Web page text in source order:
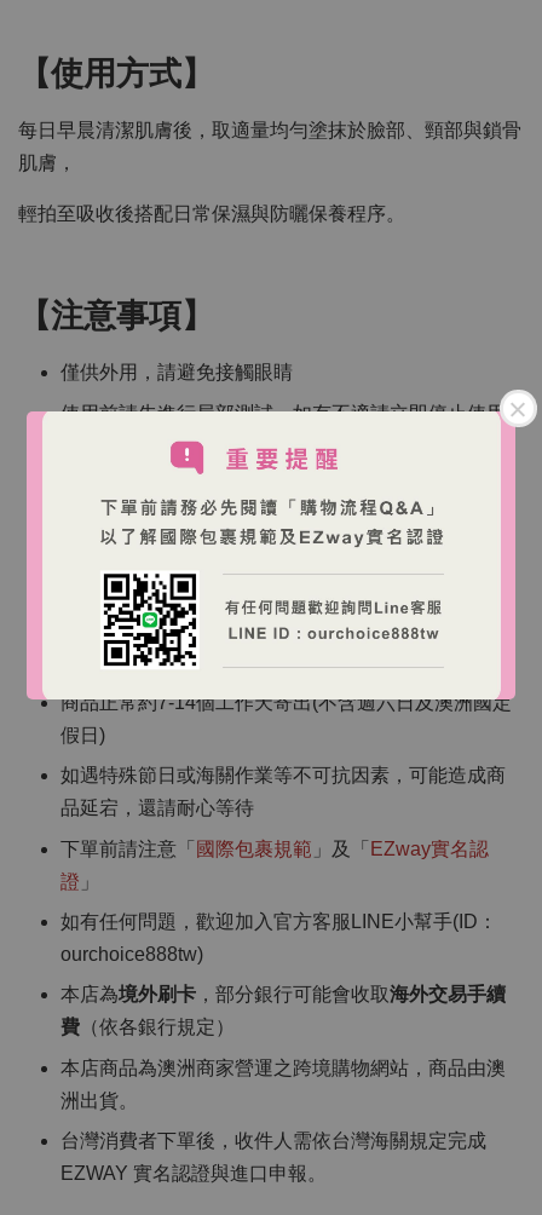
【使用方式】
每日早晨清潔肌膚後，取適量均勻塗抹於臉部、頸部與鎖骨
肌膚，
輕拍至吸收後搭配日常保濕與防曬保養程序。
【注意事項】
僅供外用，請避免接觸眼睛
使用前請先進行局部測試，如有不適請立即停止使用
並諮詢皮膚科醫師
請置於兒童無法取得處
【海外跨境購物說明】
商品皆為澳洲直寄，訂單確認後將無法取消
商品正常約7-14個工作天寄出(不含週六日及澳洲國定
假日)
如遇特殊節日或海關作業等不可抗因素，可能造成商
品延宕，還請耐心等待
下單前請注意「 國際包裹規範 」及「 EZway實名認
證 」
如有任何問題，歡迎加入官方客服LINE小幫手(ID：
ourchoice888tw)
本店為境外刷卡 ，部分銀行可能會收取海外交易手續
費 （依各銀行規定）
本店商品為澳洲商家營運之跨境購物網站，商品由澳
洲出貨。
台灣消費者下單後，收件人需依台灣海關規定完成
EZWAY 實名認證與進口申報。